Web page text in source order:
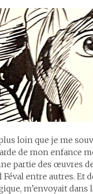
loin que je me
de mon enfance
partie des œuvres
Féval entre autres. Et
m’envoyait